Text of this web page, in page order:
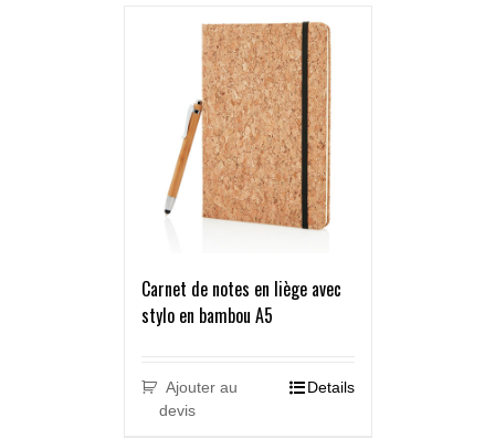
Carnet de notes en liège avec
stylo en bambou A5
Ajouter au
devis
Details